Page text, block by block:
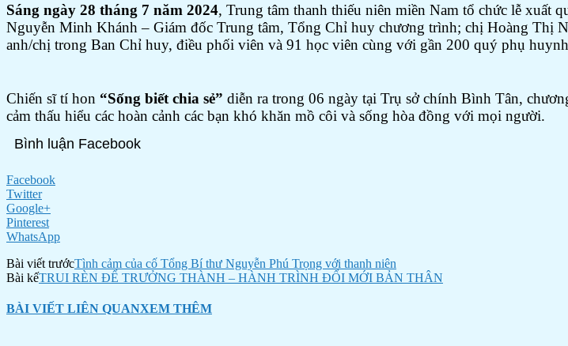
Sáng ngày 28 tháng 7 năm 2024, Trung tâm thanh thiếu niên miền Nam tổ chức lễ xuất
Nguyễn Minh Khánh – Giám đốc Trung tâm, Tổng Chỉ huy chương trình; chị Hoàng Thị
anh/chị trong Ban Chỉ huy, điều phối viên và 91 học viên cùng với gần 200 quý phụ
Chiến sĩ tí hon “Sống biết chia sẻ” diễn ra trong 06 ngày tại Trụ sở chính Bình Tân,
cảm thấu hiểu các hoàn cảnh các bạn khó khăn mồ côi và sống hòa đồng với mọi người.
Bình luận Facebook
Facebook
Twitter
Google+
Pinterest
WhatsApp
Bài viết trướcTình cảm của cố Tổng Bí thư Nguyễn Phú Trọng với thanh niên
Bài kếTRUI RÈN ĐỂ TRƯỞNG THÀNH – HÀNH TRÌNH ĐỔI MỚI BẢN THÂN
BÀI VIẾT LIÊN QUANXEM THÊM